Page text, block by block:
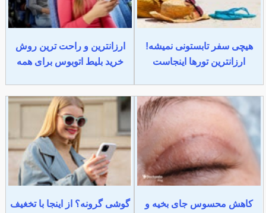
هیچی سفر تابستونی نمیشه!
ارزانترین تورها اینجاست
ارزانترین و راحت ترین روش
خرید بلیط اتوبوس برای همه
کاهش محسوس جای بخیه و
گوشی گرونه؟ از اینجا با تخغیف